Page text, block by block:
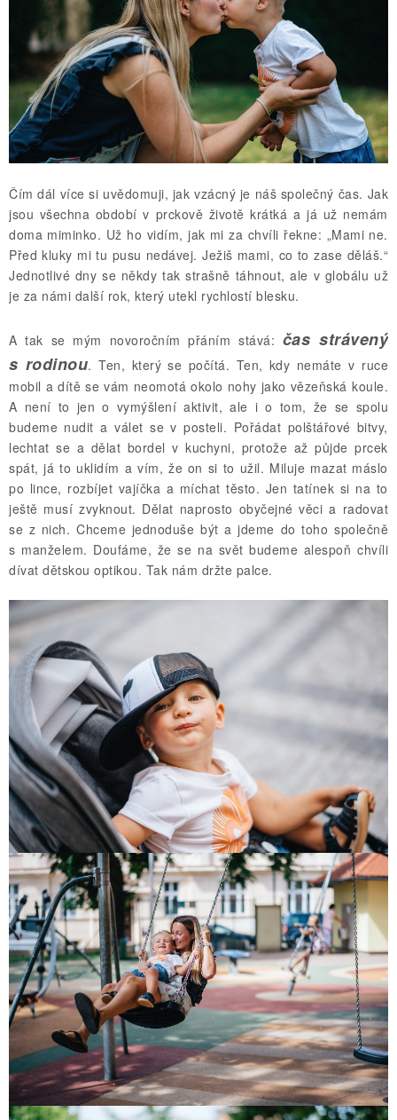
Čím dál více si uvědomuji, jak vzácný je náš společný čas. Jak
jsou všechna období v prckově životě krátká a já už nemám
doma miminko. Už ho vidím, jak mi za chvíli řekne: „Mami ne.
Před kluky mi tu pusu nedávej. Ježiš mami, co to zase děláš.“
Jednotlivé dny se někdy tak strašně táhnout, ale v globálu už
je za námi další rok, který utekl rychlostí blesku.
A tak se mým novoročním přáním stává: čas strávený
s rodinou. Ten, který se počítá. Ten, kdy nemáte v ruce
mobil a dítě se vám neomotá okolo nohy jako vězeňská koule.
A není to jen o vymýšlení aktivit, ale i o tom, že se spolu
budeme nudit a válet se v posteli. Pořádat polštářové bitvy,
lechtat se a dělat bordel v kuchyni, protože až půjde prcek
spát, já to uklidím a vím, že on si to užil. Miluje mazat máslo
po lince, rozbíjet vajíčka a míchat těsto. Jen tatínek si na to
ještě musí zvyknout. Dělat naprosto obyčejné věci a radovat
se z nich. Chceme jednoduše být a jdeme do toho společně
s manželem. Doufáme, že se na svět budeme alespoň chvíli
dívat dětskou optikou. Tak nám držte palce.